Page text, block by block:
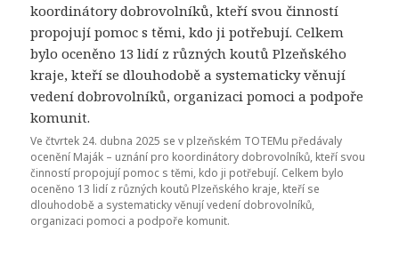
Ve čtvrtek 24. dubna 2025 se v plzeňském TOTEMu předávaly
ocenění Maják – uznání pro koordinátory dobrovolníků, kteří svou
činností propojují pomoc s těmi, kdo ji potřebují. Celkem bylo
oceněno 13 lidí z různých koutů Plzeňského kraje, kteří se
dlouhodobě a systematicky věnují vedení dobrovolníků,
organizaci pomoci a podpoře komunit.